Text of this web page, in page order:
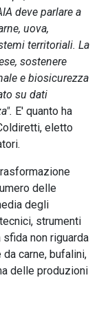
deve parlare a
uova,
territoriali. La
sostenere
e biosicurezza
su dati
E' quanto ha
eletto
delle
degli
strumenti
non riguarda
carne, bufalini,
delle produzioni